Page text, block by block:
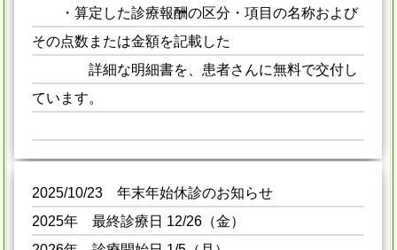
・算定した診療報酬の区分・項目の名称および
その点数または金額を記載した
詳細な明細書を、患者さんに無料で交付し
ています。
2025/10/23 年末年始休診のお知らせ
2025年 最終診療日 12/26（金）